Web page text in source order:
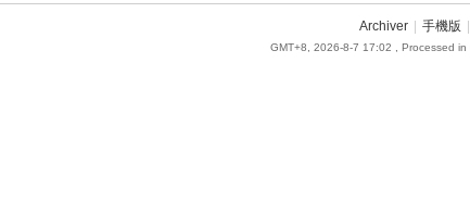
Archiver 手機版
GMT+8, 2026-8-7 17:02 , Processed